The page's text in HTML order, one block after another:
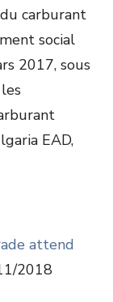
carburant
social
2017, sous
EAD,
attend
2018